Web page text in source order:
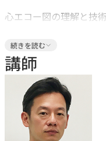
心エコー図の理解と技
福岡で開催。初心者向
験的に学べます。
■習得できるスキル
・心エコーの基本操作を
続きを読む
講師